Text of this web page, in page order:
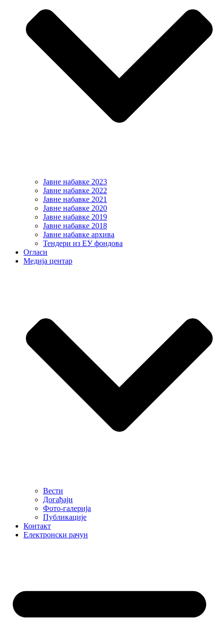
Јавне набавке 2023
Јавне набавке 2022
Јавне набавке 2021
Јавне набавке 2020
Јавне набавке 2019
Јавне набавке 2018
Јавне набавке архива
Тендери из ЕУ фондова
Огласи
Медија центар
Вести
Догађаји
Фото-галерија
Публикације
Контакт
Електронски рачун